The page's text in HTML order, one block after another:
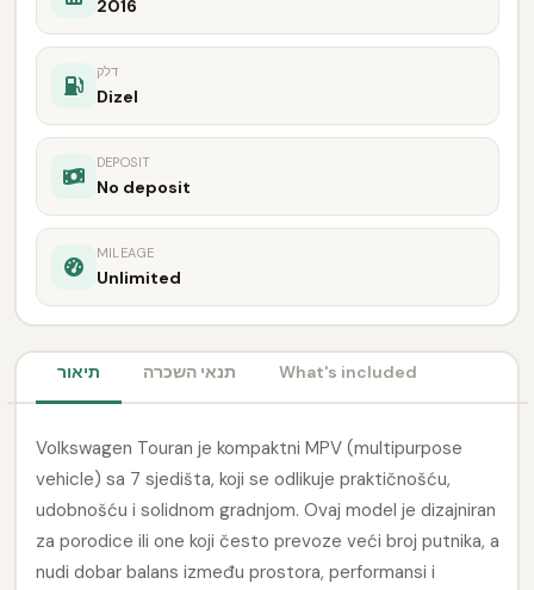
2016
דלק
Dizel
DEPOSIT
No deposit
MILEAGE
Unlimited
תיאור תנאי השכרה What's included
Volkswagen Touran je kompaktni MPV (multipurpose
vehicle) sa 7 sjedišta, koji se odlikuje praktičnošću,
udobnošću i solidnom gradnjom. Ovaj model je dizajniran
za porodice ili one koji često prevoze veći broj putnika, a
nudi dobar balans između prostora, performansi i